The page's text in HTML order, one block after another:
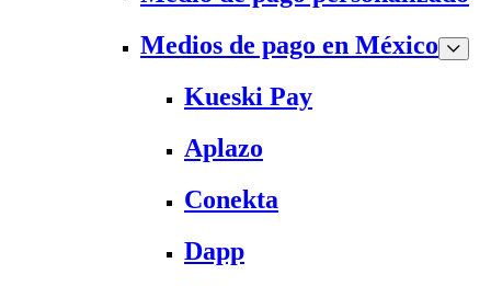
Medios de pago en México
Kueski Pay
Aplazo
Conekta
Dapp